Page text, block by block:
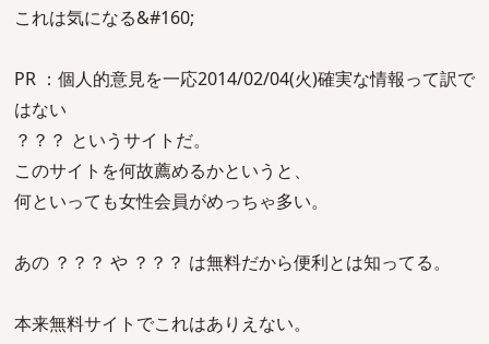
これは気になる&#160;
PR ：個人的意見を一応2014/02/04(火)確実な情報って訳で
はない
？？？ というサイトだ。
このサイトを何故薦めるかというと、
何といっても女性会員がめっちゃ多い。
あの ？？？ や ？？？ は無料だから便利とは知ってる。
本来無料サイトでこれはありえない。